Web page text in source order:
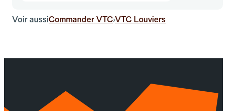
Voir aussiCommander VTC›VTC Louviers